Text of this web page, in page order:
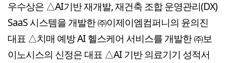
우수상은 △AI기반 재개발, 재건축 조합 운영관리(DX)
SaaS 시스템을 개발한 ㈜이제이엠컴퍼니의 윤의진
대표 △치매 예방 AI 헬스케어 서비스를 개발한 ㈜보
이노시스의 신정은 대표 △AI 기반 의료기기 성적서